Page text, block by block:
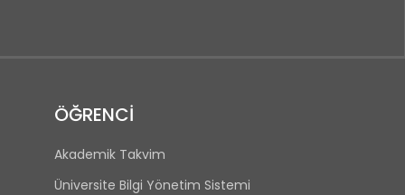
ÖĞRENCİ
Akademik Takvim
Üniversite Bilgi Yönetim Sistemi